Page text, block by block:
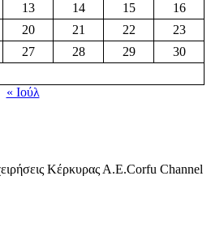
13 14 15
16
20 21 22
23
27 28 29
30
« Ιούλ
Κέρκυρας Α.Ε.Corfu Channel